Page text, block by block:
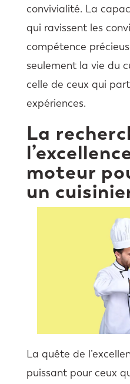
convivialité. La
qui ravissent les
compétence
seulement la vie du
celle de ceux qui
expériences.
La
moteur
un
La quête de
puissant pour ceux